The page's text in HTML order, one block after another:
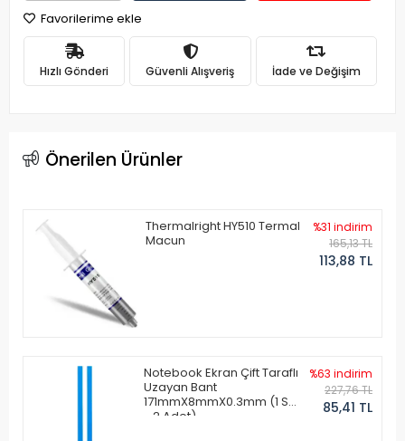
Favorilerime ekle
Hızlı Gönderi Güvenli Alışveriş İade ve Değişim
Önerilen Ürünler
Thermalright HY510 Termal
Macun
%31 indirim
165,13 TL
113,88 TL
Notebook Ekran Çift Taraflı
Uzayan Bant
171mmX8mmX0.3mm (1 Set
- 2 Adet)
%63 indirim
227,76 TL
85,41 TL